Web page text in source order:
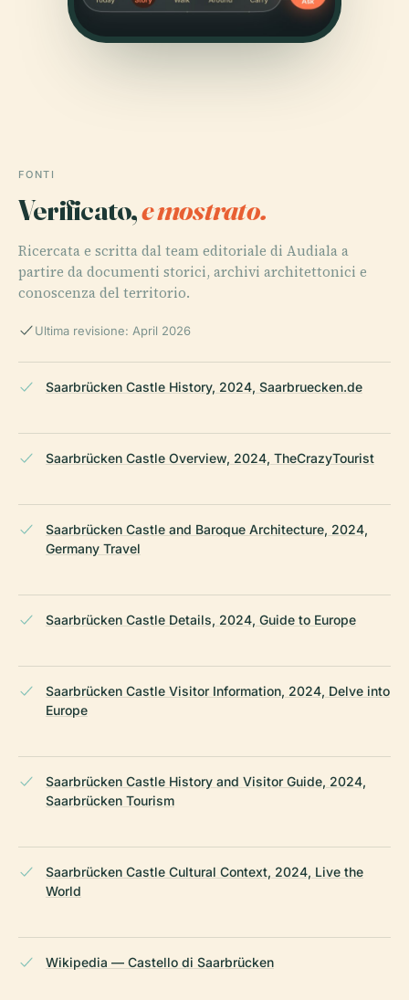
FONTI
Verificato,e mostrato.
Ricercata e scritta dal team editoriale di Audiala a
partire da documenti storici, archivi architettonici e
conoscenza del territorio.
Ultima revisione: April 2026
Saarbrücken Castle History, 2024, Saarbruecken.de
Saarbrücken Castle Overview, 2024, TheCrazyTourist
Saarbrücken Castle and Baroque Architecture, 2024,
Germany Travel
Saarbrücken Castle Details, 2024, Guide to Europe
Saarbrücken Castle Visitor Information, 2024, Delve into
Europe
Saarbrücken Castle History and Visitor Guide, 2024,
Saarbrücken Tourism
Saarbrücken Castle Cultural Context, 2024, Live the
World
Wikipedia — Castello di Saarbrücken